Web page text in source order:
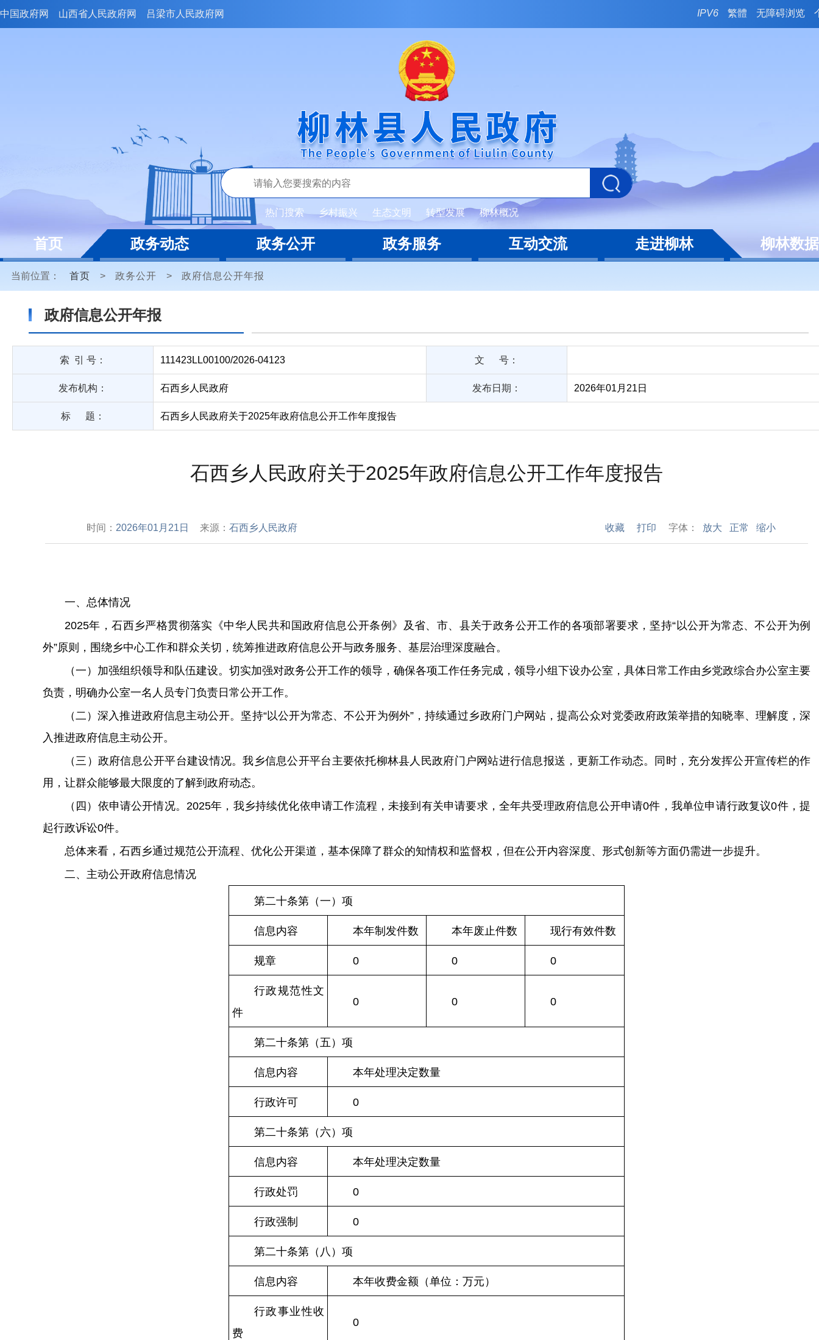
中国政府网 山西省人民政府网 吕梁市人民政府网 IPV6 繁體 无障碍浏览
热门搜索 乡村振兴 生态文明 转型发展 柳林概况
首页 政务动态 政务公开 政务服务 互动交流 走进柳林 柳林数据
当前位置： 首页 > 政务公开 > 政府信息公开年报
政府信息公开年报
索 引 号： 111423LL00100/2026-04123 文 号：
发布机构： 石西乡人民政府 发布日期： 2026年01月21日
标 题： 石西乡人民政府关于2025年政府信息公开工作年度报告
石西乡人民政府关于2025年政府信息公开工作年度报告
时间： 2026年01月21日 来源：石西乡人民政府 收藏 打印 字体： 放大 正常 缩小
一、总体情况
2025年，石西乡严格贯彻落实《中华人民共和国政府信息公开条例》及省、市、县关于政务公开工作的各项部署要求，坚持“以公开为常态、不公开为例
外”原则，围绕乡中心工作和群众关切，统筹推进政府信息公开与政务服务、基层治理深度融合。
（一）加强组织领导和队伍建设。 切实加强对政务公开工作的领导，确保各项工作任务完成，领导小组下设办公室，具体日常工作由乡党政综合办公室主要
负责，明确办公室一名人员专门负责日常公开工作。
（二）深入推进政府信息主动公开。 坚持“以公开为常态、不公开为例外”，持续通过乡政府门户网站，提高公众对党委政府政策举措的知晓率、理解度 ，深
入推进政府信息主动公开。
（三）政府信息公开平台建设情况。我乡信息公开平台主要依托柳林县人民政府门户网站进行信息报送，更新工作动态。同时，充分发挥公开宣传栏的作
用，让群众能够最大限度的了解到政府动态。
（四）依申请公开情况。 2025年，我乡持续优化依申请工作流程，未接到有关申请要求，全年共受理政府信息公开申请0件，我单位申请行政复议0件，提
起行政诉讼0件。
总体来看，石西乡通过规范公开流程、优化公开渠道，基本保障了群众的知情权和监督权，但在公开内容深度、形式创新等方面仍需进一步提升。
二、主动公开政府信息情况
第二十条第（一）项
信息内容 本年制发件数 本年废止件数 现行有效件数
规章 0 0 0
行政规范性文
件
0 0 0
第二十条第（五）项
信息内容 本年处理决定数量
行政许可 0
第二十条第（六）项
信息内容 本年处理决定数量
行政处罚 0
行政强制 0
第二十条第（八）项
信息内容 本年收费金额（单位：万元）
行政事业性收
费
0